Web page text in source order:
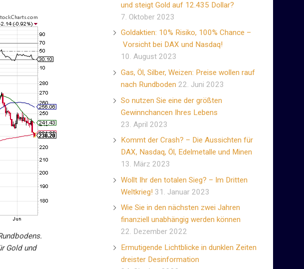
Gold und
und steigt Gold auf 12.435 Dollar?
7. Oktober 2023
Goldaktien: 10% Risiko, 100% Chance –
Vorsicht bei DAX und Nasdaq!
10. August 2023
Gas, Öl, Silber, Weizen: Preise wollen rauf
nach Rundboden 22. Juni 2023
So nutzen Sie eine der größten
Gewinnchancen Ihres Lebens
23. April 2023
Kommt der Crash? – Die Aussichten für
DAX, Nasdaq, Öl, Edelmetalle und Minen
13. März 2023
Wollt Ihr den totalen Sieg? – Im Dritten
Weltkrieg! 31. Januar 2023
Wie Sie in den nächsten zwei Jahren
finanziell unabhängig werden können
22. Dezember 2022
Ermutigende Lichtblicke in dunklen Zeiten
dreister Desinformation